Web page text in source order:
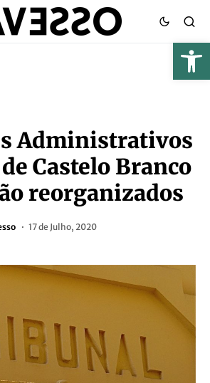
Administrativos
Castelo Branco
reorganizados
17 de Julho, 2020